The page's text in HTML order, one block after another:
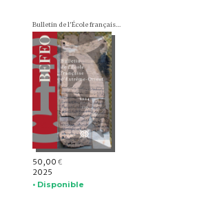
Bulletin de l'École française d'Extrême-Orient (BEFEO)
50,00 €
2025
• Disponible